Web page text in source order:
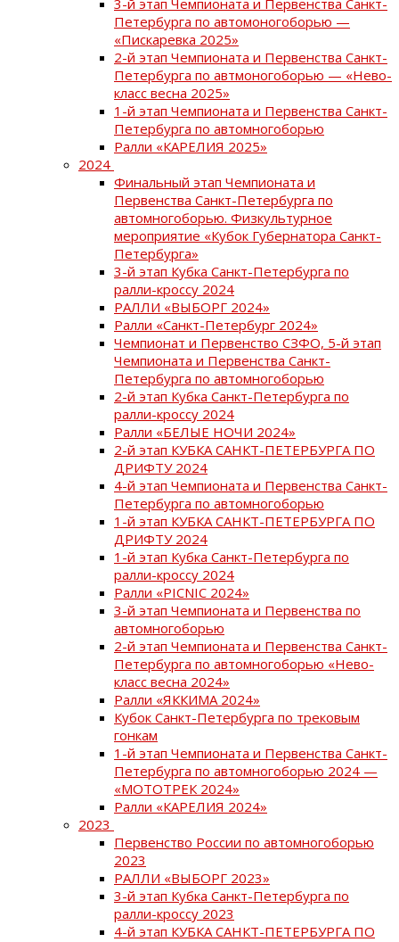
Петербурга по автомоногоборью —
«Пискаревка 2025»
2-й этап Чемпионата и Первенства Санкт-
Петербурга по автмоногоборью — «Нево-
класс весна 2025»
1-й этап Чемпионата и Первенства Санкт-
Петербурга по автомногоборью
Ралли «КАРЕЛИЯ 2025»
2024
Финальный этап Чемпионата и
Первенства Санкт-Петербурга по
автомногоборью. Физкультурное
мероприятие «Кубок Губернатора Санкт-
Петербурга»
3-й этап Кубка Санкт-Петербурга по
ралли-кроссу 2024
РАЛЛИ «ВЫБОРГ 2024»
Ралли «Санкт-Петербург 2024»
Чемпионат и Первенство СЗФО, 5-й этап
Чемпионата и Первенства Санкт-
Петербурга по автомногоборью
2-й этап Кубка Санкт-Петербурга по
ралли-кроссу 2024
Ралли «БЕЛЫЕ НОЧИ 2024»
2-й этап КУБКА САНКТ-ПЕТЕРБУРГА ПО
ДРИФТУ 2024
4-й этап Чемпионата и Первенства Санкт-
Петербурга по автомногоборью
1-й этап КУБКА САНКТ-ПЕТЕРБУРГА ПО
ДРИФТУ 2024
1-й этап Кубка Санкт-Петербурга по
ралли-кроссу 2024
Ралли «PICNIC 2024»
3-й этап Чемпионата и Первенства по
автомногоборью
2-й этап Чемпионата и Первенства Санкт-
Петербурга по автомногоборью «Нево-
класс весна 2024»
Ралли «ЯККИМА 2024»
Кубок Санкт-Петербурга по трековым
гонкам
1-й этап Чемпионата и Первенства Санкт-
Петербурга по автомногоборью 2024 —
«МОТОТРЕК 2024»
Ралли «КАРЕЛИЯ 2024»
2023
Первенство России по автомногоборью
2023
РАЛЛИ «ВЫБОРГ 2023»
3-й этап Кубка Санкт-Петербурга по
ралли-кроссу 2023
4-й этап КУБКА САНКТ-ПЕТЕРБУРГА ПО